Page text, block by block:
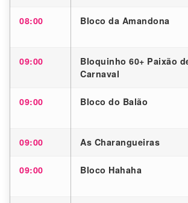
08:00 Bloco da Amandona
09:00
Bloquinho 60+ Paixão
Carnaval
09:00 Bloco do Balão
09:00 As Charangueiras
09:00 Bloco Hahaha